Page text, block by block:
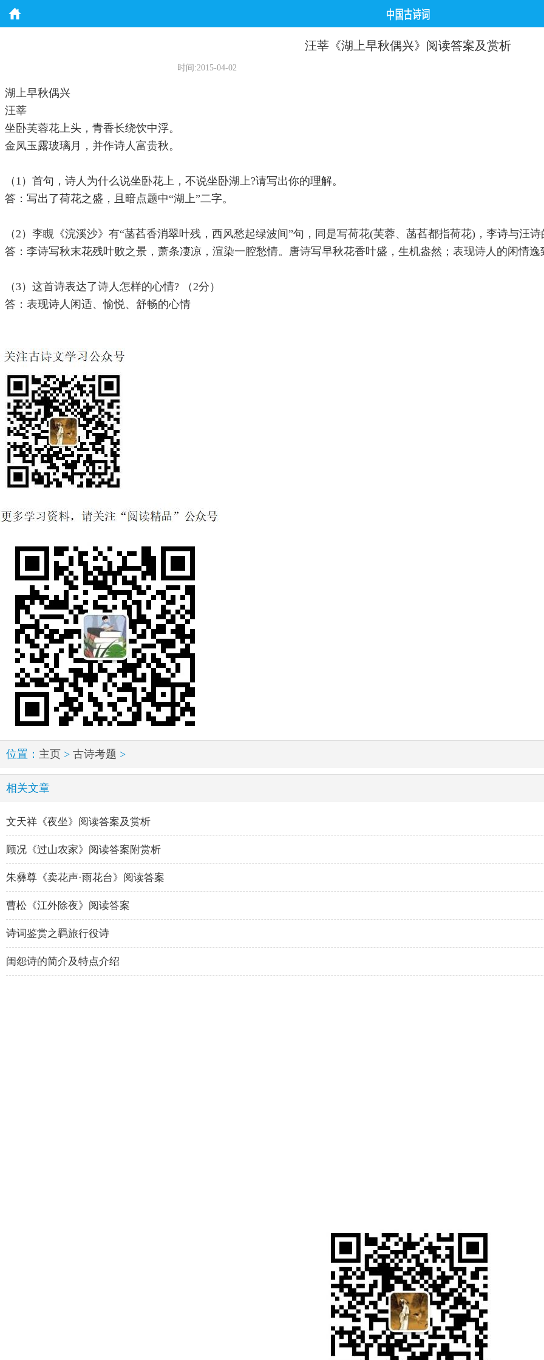
汪莘《湖上早秋偶兴》阅读答案及赏析
时间:2015-04-02
湖上早秋偶兴
汪莘
坐卧芙蓉花上头，青香长绕饮中浮。
金凤玉露玻璃月，并作诗人富贵秋。
（1）首句，诗人为什么说坐卧花上，不说坐卧湖上?请写出你的理解。
答：写出了荷花之盛，且暗点题中“湖上”二字。
（2）李瞡《浣溪沙》有“菡萏香消翠叶残，西风愁起绿波间”句，同是写荷花(芙蓉、菡萏都指荷花)，李诗与汪
答：李诗写秋末花残叶败之景，萧条凄凉，渲染一腔愁情。唐诗写早秋花香叶盛，生机盎然；表现诗人的闲情逸
（3）这首诗表达了诗人怎样的心情? （2分）
答：表现诗人闲适、愉悦、舒畅的心情
位置： 主页 > 古诗考题 >
相关文章
文天祥《夜坐》阅读答案及赏析
顾况《过山农家》阅读答案附赏析
朱彝尊《卖花声·雨花台》阅读答案
曹松《江外除夜》阅读答案
诗词鉴赏之羁旅行役诗
闺怨诗的简介及特点介绍